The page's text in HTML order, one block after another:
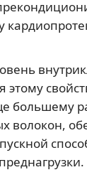
этому
большему
волокон,